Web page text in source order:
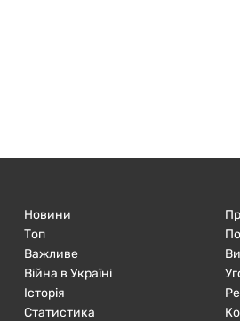
Новини
Топ
Важливе
Війна в Україні
Історія
Статистика